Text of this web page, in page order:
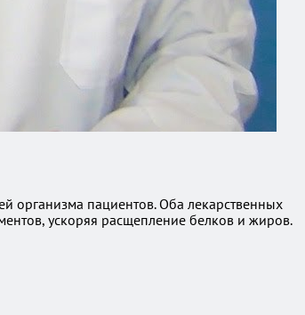
организма пациентов. Оба лекарственных
ускоряя расщепление белков и жиров.